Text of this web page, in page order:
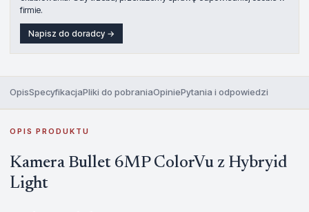
firmie.
Napisz do doradcy →
OpisSpecyfikacjaPliki do pobraniaOpiniePytania i odpowiedzi
OPIS PRODUKTU
Kamera Bullet 6MP ColorVu z Hybryid
Light